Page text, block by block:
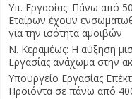
Υπ. Εργασίας: Πάνω από
Εταίρων έχουν
για την ισότητα αμοιβών
Ν. Κεραμέως: Η αύξηση
Εργασίας ανάχωμα στην
Υπουργείο Εργασίας
Προϊόντα σε πάνω από